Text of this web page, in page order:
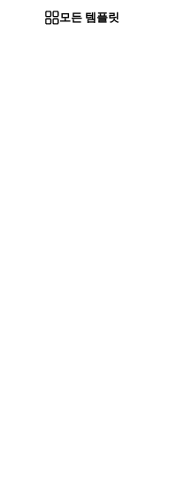
모든 템플릿